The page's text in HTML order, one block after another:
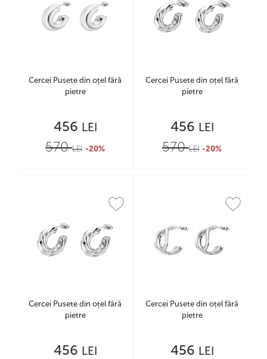
Cercei Pusete din oțel fără
pietre
456 LEI
570LEI -20%
Cercei Pusete din oțel fără
pietre
456 LEI
570LEI -20%
Cercei Pusete din oțel fără
pietre
456 LEI
Cercei Pusete din oțel fără
pietre
456 LEI